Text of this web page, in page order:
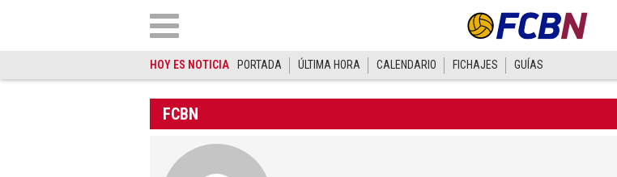
HOY ES NOTICIA PORTADA ÚLTIMA HORA CALENDARIO FICHAJES GUÍAS
FCBN